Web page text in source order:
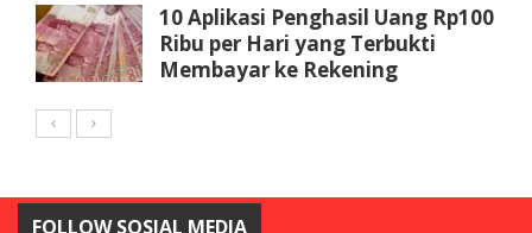
10 Aplikasi Penghasil Uang Rp100
Ribu per Hari yang Terbukti
Membayar ke Rekening
FOLLOW SOSIAL MEDIA